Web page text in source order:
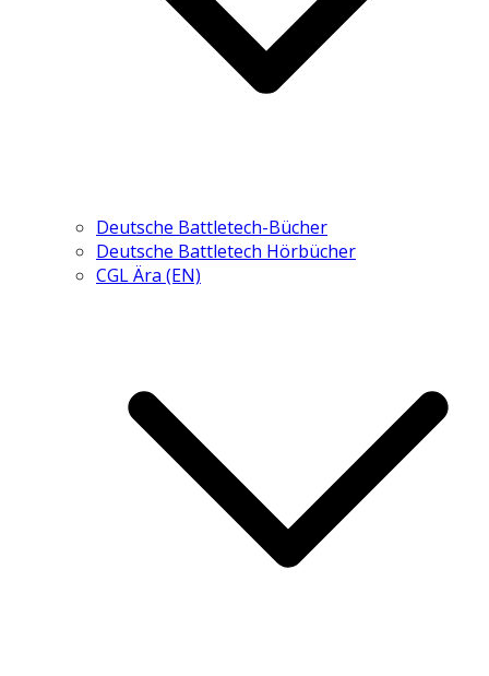
Deutsche Battletech-Bücher
Deutsche Battletech Hörbücher
CGL Ära (EN)